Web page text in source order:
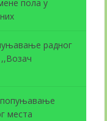
пола у
радног
попуњавање
места